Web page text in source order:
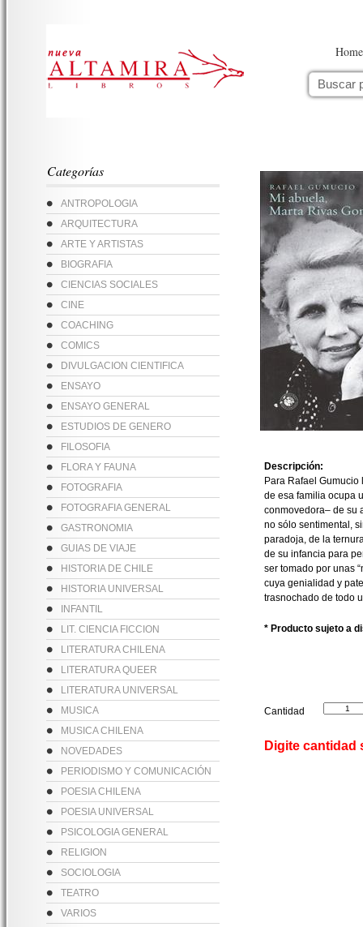
Home
Categorías
ANTROPOLOGIA
ARQUITECTURA
ARTE Y ARTISTAS
BIOGRAFIA
CIENCIAS SOCIALES
CINE
COACHING
COMICS
DIVULGACION CIENTIFICA
ENSAYO
ENSAYO GENERAL
ESTUDIOS DE GENERO
FILOSOFIA
FLORA Y FAUNA
FOTOGRAFIA
FOTOGRAFIA GENERAL
GASTRONOMIA
GUIAS DE VIAJE
HISTORIA DE CHILE
HISTORIA UNIVERSAL
INFANTIL
LIT. CIENCIA FICCION
LITERATURA CHILENA
LITERATURA QUEER
LITERATURA UNIVERSAL
MUSICA
MUSICA CHILENA
NOVEDADES
PERIODISMO Y COMUNICACIÓN
POESIA CHILENA
POESIA UNIVERSAL
PSICOLOGIA GENERAL
RELIGION
SOCIOLOGIA
TEATRO
VARIOS
Descripción:
Para Rafael
de esa familia ocupa
conmovedora– de su
no sólo sentimental,
paradoja, de la
de su infancia para
ser tomado por unas
cuya genialidad y
trasnochado de todo
* Producto sujeto a
Cantidad
Digite